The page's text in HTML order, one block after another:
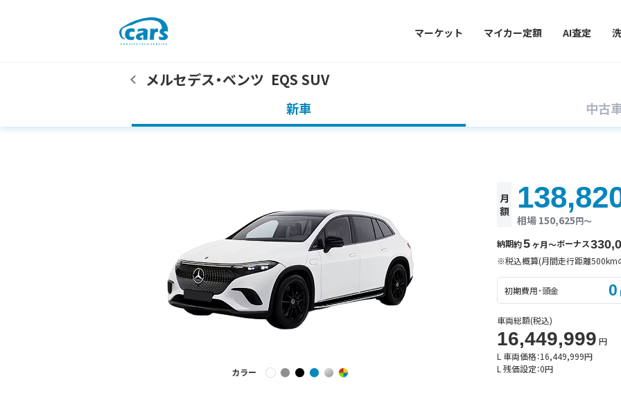
マーケット マイカー定額 AI査定
メルセデス・ベンツ EQS SUV
新車 中古
カラー
月
額
相場 150,625円〜
納期約5ヶ月〜ボーナス
※税込概算(月間走行距離500km
初期費用･頭金 0
車両総額(税込)
16,449,999 円
L 車両価格：16,449,999円
L 残価設定：0円